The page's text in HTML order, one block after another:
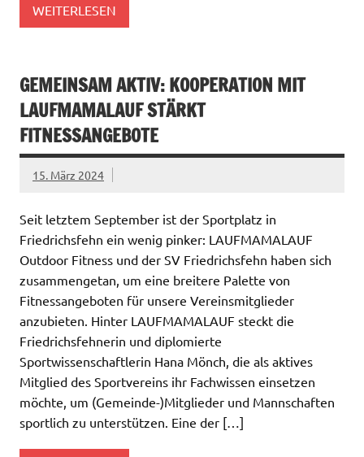
WEITERLESEN
GEMEINSAM AKTIV: KOOPERATION MIT
LAUFMAMALAUF STÄRKT
FITNESSANGEBOTE
15. März 2024
Seit letztem September ist der Sportplatz in
Friedrichsfehn ein wenig pinker: LAUFMAMALAUF
Outdoor Fitness und der SV Friedrichsfehn haben sich
zusammengetan, um eine breitere Palette von
Fitnessangeboten für unsere Vereinsmitglieder
anzubieten. Hinter LAUFMAMALAUF steckt die
Friedrichsfehnerin und diplomierte
Sportwissenschaftlerin Hana Mönch, die als aktives
Mitglied des Sportvereins ihr Fachwissen einsetzen
möchte, um (Gemeinde-)Mitglieder und Mannschaften
sportlich zu unterstützen. Eine der […]